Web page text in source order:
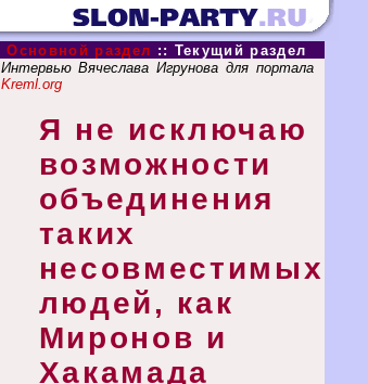
Основной раздел :: Текущий раздел
Интервью Вячеслава Игрунова для портала
Kreml.org
Я не исключаю
возможности
объединения
таких
несовместимых
людей, как
Миронов и
Хакамада